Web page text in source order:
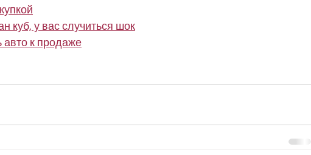
куб, у вас случиться шок
авто к продаже